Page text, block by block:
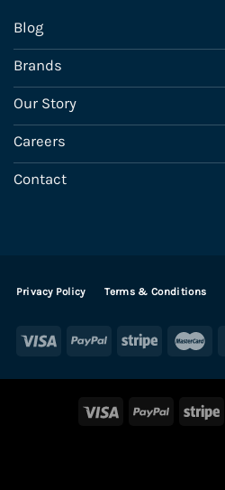
Blog
Brands
Our Story
Careers
Contact
Privacy Policy Terms & Conditions